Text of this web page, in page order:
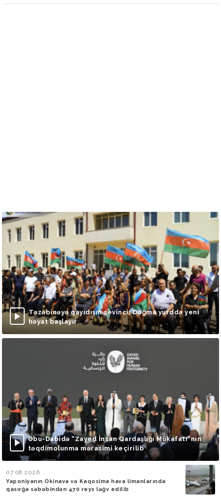
Təzəbinəyə qayıdışın sevinci: Doğma yurdda yeni
həyat başlayır
Əbu-Dabidə “Zayed İnsan Qardaşlığı Mükafatı”nın
təqdimolunma mərasimi keçirilib
07.08.2026
Yaponiyanın Okinava və Kaqosima hava limanlarında
qasırğa səbəbindən 470 reys ləğv edilib